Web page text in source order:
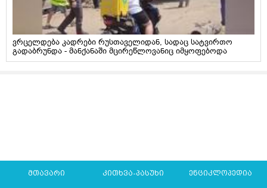
ვრცელდება კადრები რუსთაველიდან, სადაც სატვირთო
გადაბრუნდა - მანქანაში მცირეწლოვანიც იმყოფებოდა
მთავარი კითხვა-პასუხი ენციკლოპედია